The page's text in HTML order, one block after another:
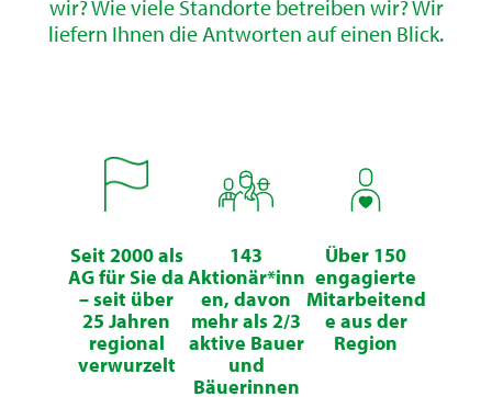
wir? Wie viele Standorte betreiben wir? Wir
liefern Ihnen die Antworten auf einen Blick.
Seit 2000 als
AG für Sie da
– seit über
25 Jahren
regional
verwurzelt
143
Aktionär*inn
en, davon
mehr als 2/3
aktive Bauer
und
Bäuerinnen
Über 150
engagierte
Mitarbeitend
e aus der
Region